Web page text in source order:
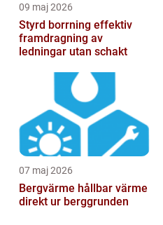
09 maj 2026
Styrd borrning effektiv
framdragning av
ledningar utan schakt
07 maj 2026
Bergvärme hållbar värme
direkt ur berggrunden